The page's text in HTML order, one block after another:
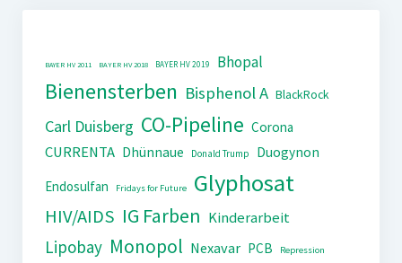
BAYER HV 2011 BAYER HV 2018 BAYER HV 2019 Bhopal
Bienensterben Bisphenol A BlackRock
Carl Duisberg CO-Pipeline Corona
CURRENTA Dhünnaue Donald Trump
Duogynon
Endosulfan
Fridays for Future Glyphosat
HIV/AIDS IG Farben Kinderarbeit
Lipobay Monopol Nexavar PCB Repression